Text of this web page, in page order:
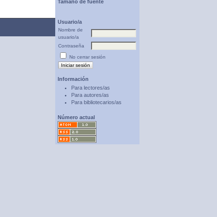
Tamaño de fuente
Usuario/a
Nombre de
usuario/a
Contraseña
No cerrar sesión
Información
Para lectores/as
Para autores/as
Para bibliotecarios/as
Número actual